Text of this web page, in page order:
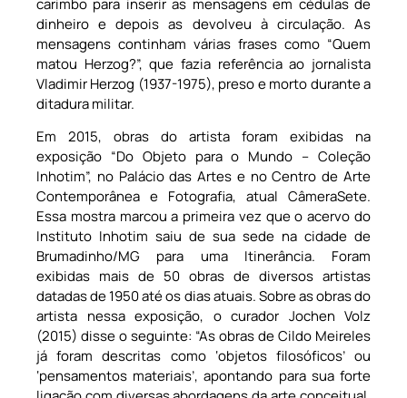
carimbo para inserir as mensagens em cédulas de
dinheiro e depois as devolveu à circulação. As
mensagens continham várias frases como “Quem
matou Herzog?”, que fazia referência ao jornalista
Vladimir Herzog (1937-1975), preso e morto durante a
ditadura militar.
Em 2015, obras do artista foram exibidas na
exposição “Do Objeto para o Mundo – Coleção
Inhotim”, no Palácio das Artes e no Centro de Arte
Contemporânea e Fotografia, atual CâmeraSete.
Essa mostra marcou a primeira vez que o acervo do
Instituto Inhotim saiu de sua sede na cidade de
Brumadinho/MG para uma Itinerância. Foram
exibidas mais de 50 obras de diversos artistas
datadas de 1950 até os dias atuais. Sobre as obras do
artista nessa exposição, o curador Jochen Volz
(2015) disse o seguinte: “As obras de Cildo Meireles
já foram descritas como ‘objetos filosóficos’ ou
‘pensamentos materiais’, apontando para sua forte